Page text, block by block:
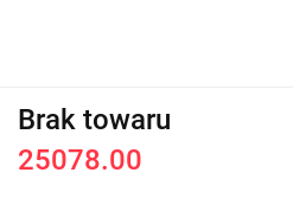
Brak towaru
25078.00